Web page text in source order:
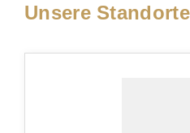
Unsere Standorte